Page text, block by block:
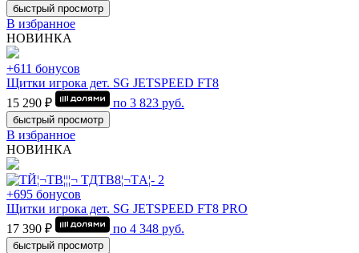
быстрый просмотр
В избранное
НОВИНКА
+611 бонусов
Щитки игрока дет. SG JETSPEED FT8
15 290 ₽
по 3 823 руб.
быстрый просмотр
В избранное
НОВИНКА
+695 бонусов
Щитки игрока дет. SG JETSPEED FT8 PRO
17 390 ₽
по 4 348 руб.
быстрый просмотр